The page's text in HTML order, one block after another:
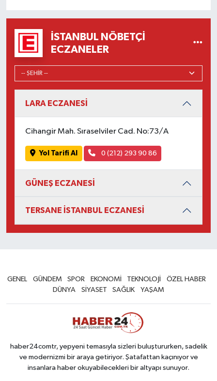
İSTANBUL NÖBETÇI
ECZANELER
LARA ECZANESİ
Cihangir Mah. Sıraselviler Cad. No:73/A
Yol Tarifi Al 0 (212) 293 90 86
GÜNEŞ ECZANESİ
TERSANE İSTANBUL ECZANESİ
GENEL GÜNDEM SPOR EKONOMİ TEKNOLOJİ
ÖZEL HABER
DÜNYA
SİYASET SAĞLIK YAŞAM
haber24comtr, yepyeni temasıyla sizleri buluştururken, sadelik
ve modernizmi bir araya getiriyor. Şatafattan kaçınıyor ve
insanlara haber okuyabilecekleri bir altyapı sunuyor.